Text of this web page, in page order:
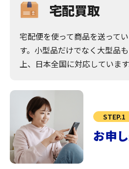
宅配買取
宅配便を使って商品を送って
す。小型品だけでなく大型品
上、日本全国に対応しています
STEP.1
お申